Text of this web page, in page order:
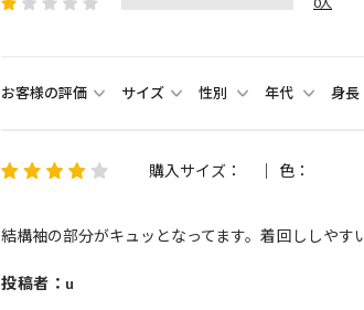
お客様の評価 サイズ 性別 年代 身長
購入サイズ： 色：
結構袖の部分がキュッとなってます。着回ししやすい
投稿者：u